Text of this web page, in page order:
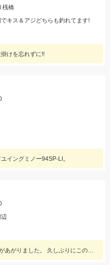
桟橋
キス＆アジどちらも釣れてます!
けを忘れずに!!
イングミノー94SP-LI。
テンヤにて2kg天竺タチウオがあがりました。 久しぶりにこのサイズ見ましたね！立派！格好いい！ 前半から魚の活性高く最後まで当たり続きました。 テンヤでもエサ釣りぐらいの数釣りも楽しめていました。 テンヤは平均サイズもよく満足する釣行となりました。 テンヤは2名様で21匹と43匹。21匹のお客さんは途中お昼寝でした。その他、エサ釣りとエサ釣りテンヤ混合のお客さん。 エサ釣り54匹 サイズ2～3.5本指 テンヤ21と43匹 サイズ2.5～8本指(最大2kg) 今週7/24深夜便、7/25朝帰りの便ですがグループ様のキャンセル出た為お席に余裕ができました。皆様からのチャレンジお待ちしております。